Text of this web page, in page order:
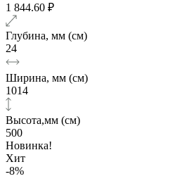
1 844.60 ₽
Глубина, мм (см)
24
Ширина, мм (см)
1014
Высота,мм (см)
500
Новинка!
Хит
-8%